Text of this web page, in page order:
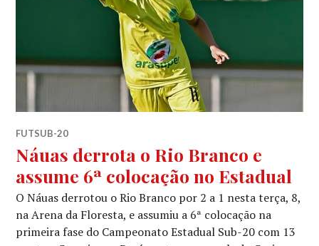
FUTSUB-20
Náuas derrota o Rio Branco e
assume 6ª colocação no Estadual
O Náuas derrotou o Rio Branco por 2 a 1 nesta terça, 8,
na Arena da Floresta, e assumiu a 6ª colocação na
primeira fase do Campeonato Estadual Sub-20 com 13